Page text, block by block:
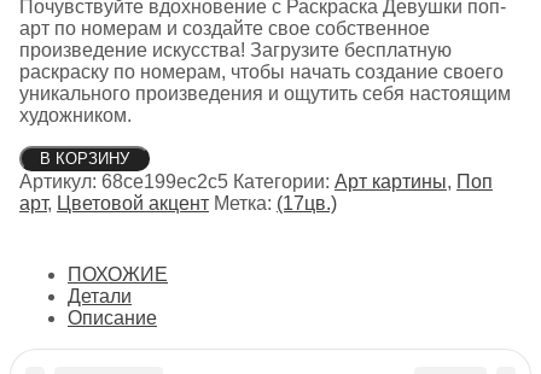
Почувствуйте вдохновение с Раскраска Девушки поп-
арт по номерам и создайте свое собственное
произведение искусства! Загрузите бесплатную
раскраску по номерам, чтобы начать создание своего
уникального произведения и ощутить себя настоящим
художником.
Количество
товара
Раскраска
Девушки
В КОРЗИНУ
Артикул: 68ce199ec2c5 Категории: Арт картины, Поп
арт, Цветовой акцент Метка: (17цв.)
ПОХОЖИЕ
Детали
Описание